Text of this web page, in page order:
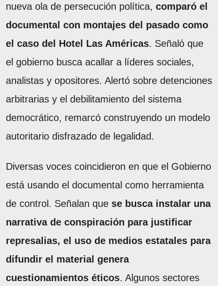
nueva ola de persecución política, comparó el
documental con montajes del pasado como
el caso del Hotel Las Américas. Señaló que
el gobierno busca acallar a líderes sociales,
analistas y opositores. Alertó sobre detenciones
arbitrarias y el debilitamiento del sistema
democrático, remarcó construyendo un modelo
autoritario disfrazado de legalidad.
Diversas voces coincidieron en que el Gobierno
está usando el documental como herramienta
de control. Señalan que se busca instalar una
narrativa de conspiración para justificar
represalias, el uso de medios estatales para
difundir el material genera
cuestionamientos éticos. Algunos sectores